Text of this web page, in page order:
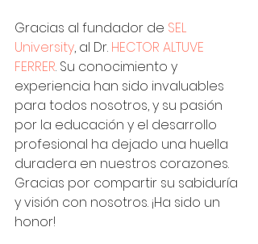
Gracias al fundador de SEL
University, al Dr. HECTOR ALTUVE
FERRER. Su conocimiento y
experiencia han sido invaluables
para todos nosotros, y su pasión
por la educación y el desarrollo
profesional ha dejado una huella
duradera en nuestros corazones.
Gracias por compartir su sabiduría
y visión con nosotros. ¡Ha sido un
honor!